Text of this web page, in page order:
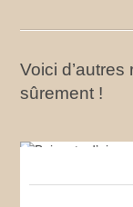
Voici
sûrement !